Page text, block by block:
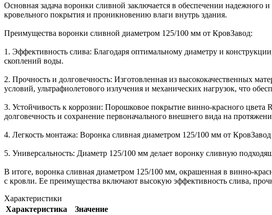
Основная задача воронки сливной заключается в обеспечении
кровельного покрытия и проникновению влаги внутрь здания.
Преимущества воронки сливной диаметром 125/100 мм от КровЗавод:
1. Эффективность слива: Благодаря оптимальному диаметру и
скоплений воды.
2. Прочность и долговечность: Изготовленная из высококачественных
условий, ультрафиолетового излучения и механических нагрузок, что
3. Устойчивость к коррозии: Порошковое покрытие винно-красного цвета
долговечность и сохранение первоначального внешнего вида на
4. Легкость монтажа: Воронка сливная диаметром 125/100 мм от
5. Универсальность: Диаметр 125/100 мм делает воронку сливную
В итоге, воронка сливная диаметром 125/100 мм, окрашенная в винно-
с кровли. Ее преимущества включают высокую эффективность слива,
Характеристики
Характеристика
Значение